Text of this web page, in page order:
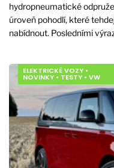
hydropneumatické
úroveň pohodlí, které
nabídnout. Posledními
ELEKTRICKÉ VOZY •
NOVINKY • TESTY • VW